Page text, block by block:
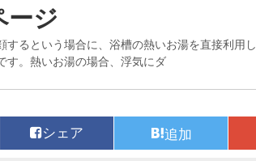
ージ
するという場合に、浴槽の熱いお湯を直接利用し
す。熱いお湯の場合、浮気にダ